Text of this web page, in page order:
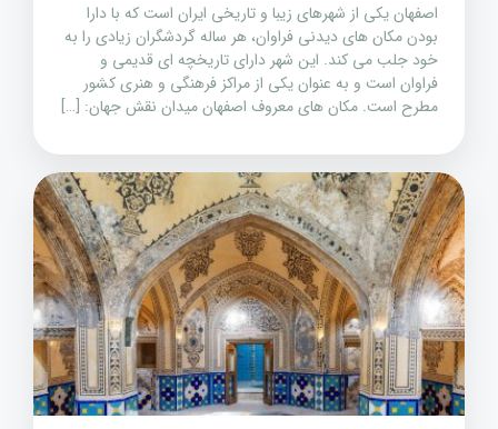
اصفهان یکی از شهرهای زیبا و تاریخی ایران است که با دارا
بودن مکان های دیدنی فراوان، هر ساله گردشگران زیادی را به
خود جلب می کند. این شهر دارای تاریخچه ای قدیمی و
فراوان است و به عنوان یکی از مراکز فرهنگی و هنری کشور
مطرح است. مکان های معروف اصفهان میدان نقش جهان: […]